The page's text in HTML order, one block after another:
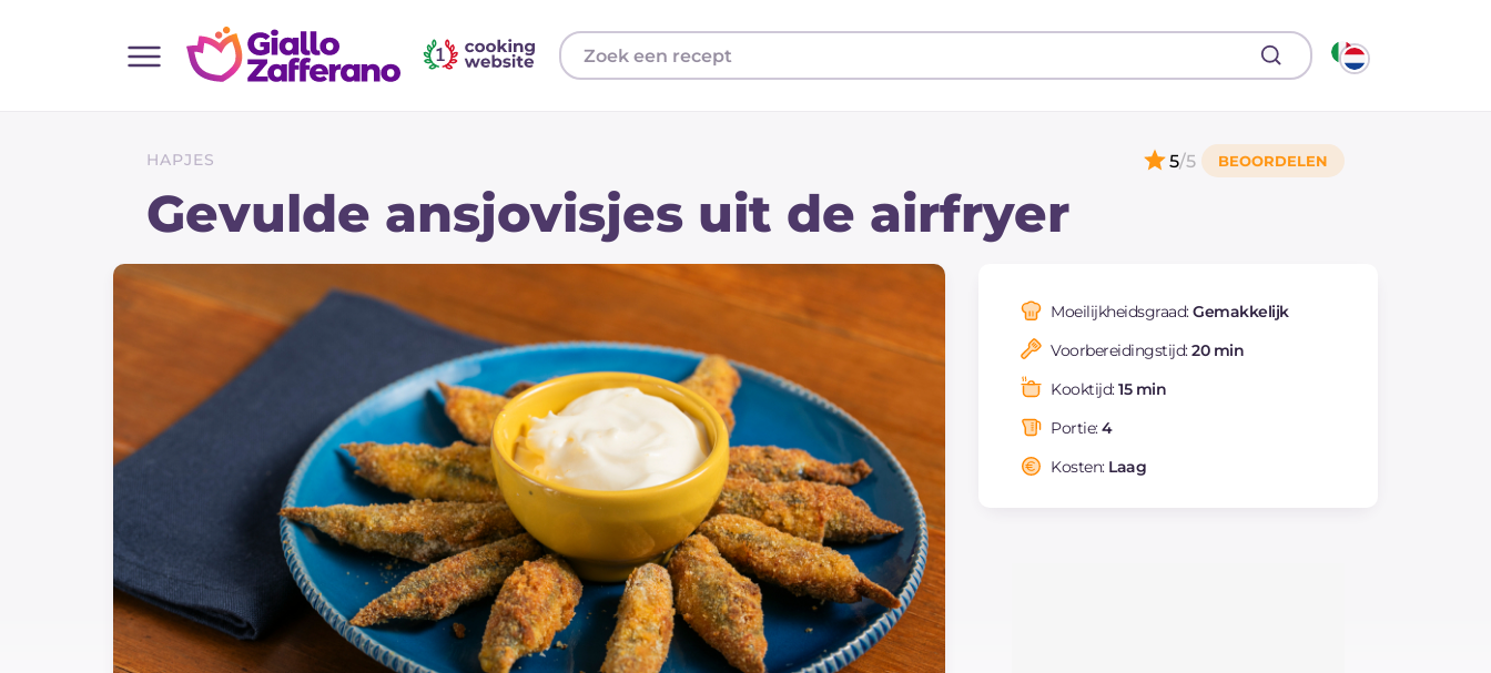
Hoofdgerechten
Pizza's en Focaccia
Taarten & Bakken
Nieuwste recepten
IT Website
HAPJES
Gevulde ansjovisjes uit de airfryer
5/5
Moeilijkheidsgraad:Gemakkelijk
Voorbereidingstijd:20 min
Kooktijd:15 min
Portie:4
Kosten: Laag